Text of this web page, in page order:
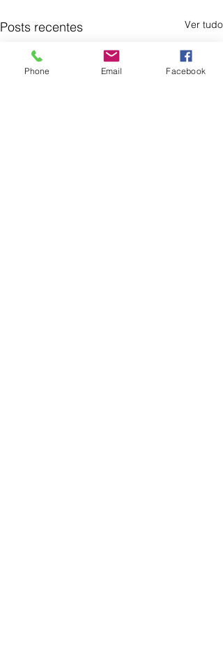
Posts recentes Ver tudo
Phone Email Facebook